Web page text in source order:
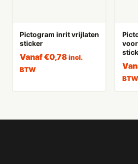
Pictogram inrit vrijlaten
sticker
Vanaf€0,78 incl.
BTW
BTW